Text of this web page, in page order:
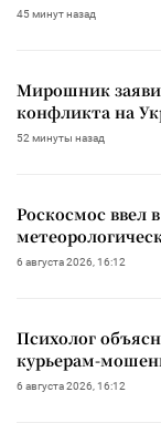
45 минут назад
Мирошник
конфликта на
52 минуты назад
Роскосмос ввел
6 августа 2026, 16:12
Психолог
курьерам-
6 августа 2026, 16:12